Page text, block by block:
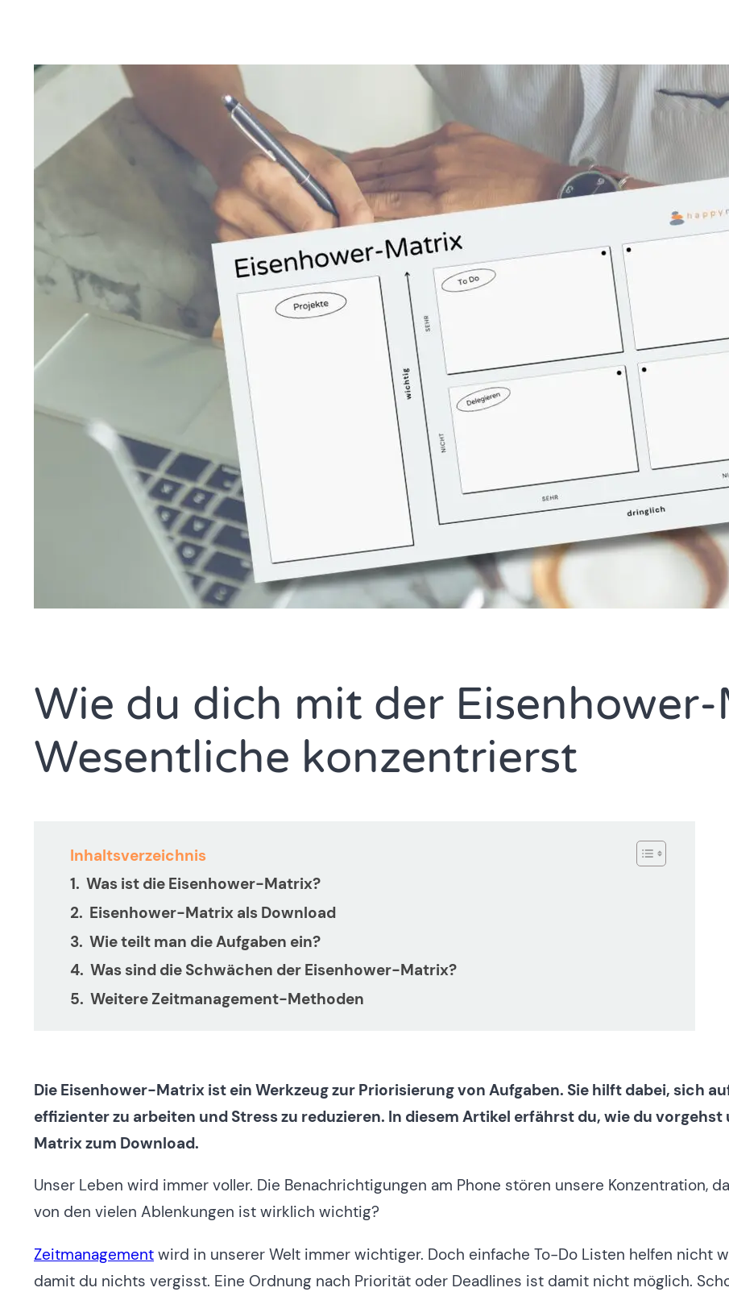
Wie du dich mit der
Wesentliche konzentrierst
Inhaltsverzeichnis
Was ist die Eisenhower-Matrix?
Eisenhower-Matrix als Download
Wie teilt man die Aufgaben ein?
Was sind die Schwächen der Eisenhower-Matrix?
Weitere Zeitmanagement-Methoden
Die Eisenhower-Matrix ist ein Werkzeug zur Priorisierung von Aufgaben. Sie hilft dabei, sich
effizienter zu arbeiten und Stress zu reduzieren. In diesem Artikel erfährst du, wie du
Matrix zum Download.
Unser Leben wird immer voller. Die Benachrichtigungen am Phone stören unsere Konzentration,
von den vielen Ablenkungen ist wirklich wichtig?
Zeitmanagement wird in unserer Welt immer wichtiger. Doch einfache To-Do Listen helfen nicht
damit du nichts vergisst. Eine Ordnung nach Priorität oder Deadlines ist damit nicht möglich.